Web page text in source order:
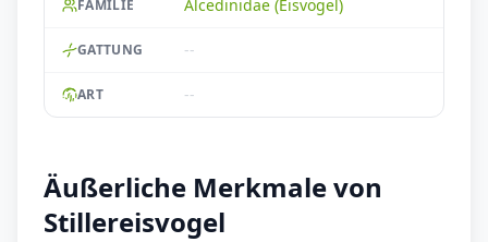
FAMILIE Alcedinidae (Eisvögel)
GATTUNG --
ART --
Äußerliche Merkmale von
Stillereisvogel